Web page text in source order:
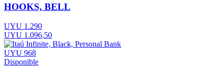
HOOKS, BELL
UYU 1.290
UYU 1.096,50
UYU 968
Disponible